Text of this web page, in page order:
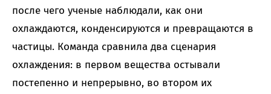
после чего ученые наблюдали, как они
охлаждаются, конденсируются и превращаются в
частицы. Команда сравнила два сценария
охлаждения: в первом вещества остывали
постепенно и непрерывно, во втором их